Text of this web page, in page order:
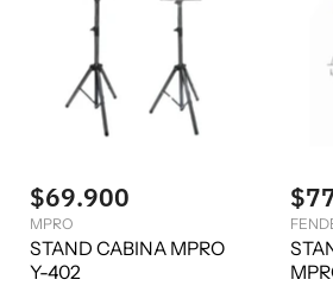
$69.900
MPRO
STAND CABINA MPRO
Y-402